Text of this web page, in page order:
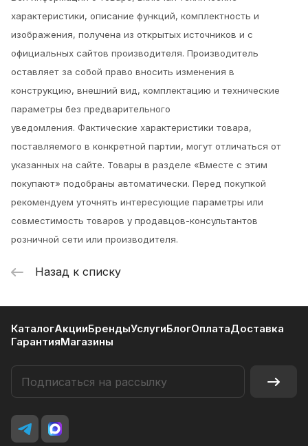
характеристики, описание функций, комплектность и
изображения, получена из открытых источников и с
официальных сайтов производителя. Производитель
оставляет за собой право вносить изменения в
конструкцию, внешний вид, комплектацию и технические
параметры без предварительного
уведомления. Фактические характеристики товара,
поставляемого в конкретной партии, могут отличаться от
указанных на сайте. Товары в разделе «Вместе с этим
покупают» подобраны автоматически. Перед покупкой
рекомендуем уточнять интересующие параметры или
совместимость товаров у продавцов-консультантов
розничной сети или производителя.
Назад к списку
КаталогАкцииБрендыУслугиБлогОплатаДоставка
ГарантияМагазины